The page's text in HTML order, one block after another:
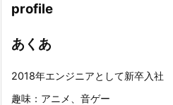
profile
あくあ
2018年エンジニアとして新卒入社
趣味：アニメ、音ゲー